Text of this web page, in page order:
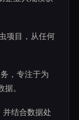
项目，从任何
，专注于为
。
结合数据处